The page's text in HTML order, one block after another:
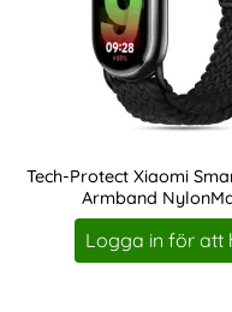
Tech-Protect Xiaomi
Armband
Art. nr 238738
Logga in för att